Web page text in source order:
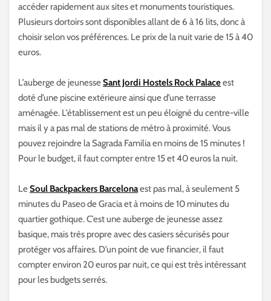
accéder rapidement aux sites et monuments touristiques.
Plusieurs dortoirs sont disponibles allant de 6 à 16 lits, donc à
choisir selon vos préférences. Le prix de la nuit varie de 15 à 40
euros.
L’auberge de jeunesseSant Jordi Hostels Rock Palaceest
doté d’une piscine extérieure ainsi que d’une terrasse
aménagée. L’établissement est un peu éloigné du centre-ville
mais il y a pas mal de stations de métro à proximité. Vous
pouvez rejoindre la Sagrada Familia en moins de 15 minutes !
Pour le budget, il faut compter entre 15 et 40 euros la nuit.
LeSoul Backpackers Barcelonaest pas mal, à seulement 5
minutes du Paseo de Gracia et à moins de 10 minutes du
quartier gothique. C’est une auberge de jeunesse assez
basique, mais très propre avec des casiers sécurisés pour
protéger vos affaires. D’un point de vue financier, il faut
compter environ 20 euros par nuit, ce qui est très intéressant
pour les budgets serrés.